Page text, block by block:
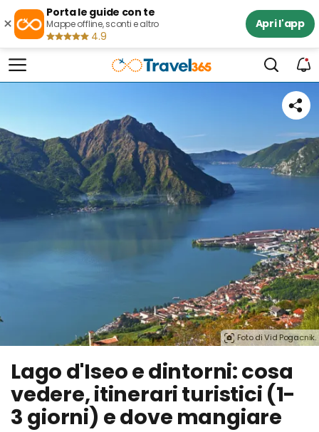
×
Porta le guide con te
Mappe offline, sconti e altro
4.9
Apri l'app
Foto di Vid Pogacnik.
Lago d'Iseo e dintorni: cosa
vedere, itinerari turistici (1-
3 giorni) e dove mangiare